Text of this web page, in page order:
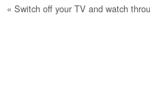
« Switch off your TV and watch